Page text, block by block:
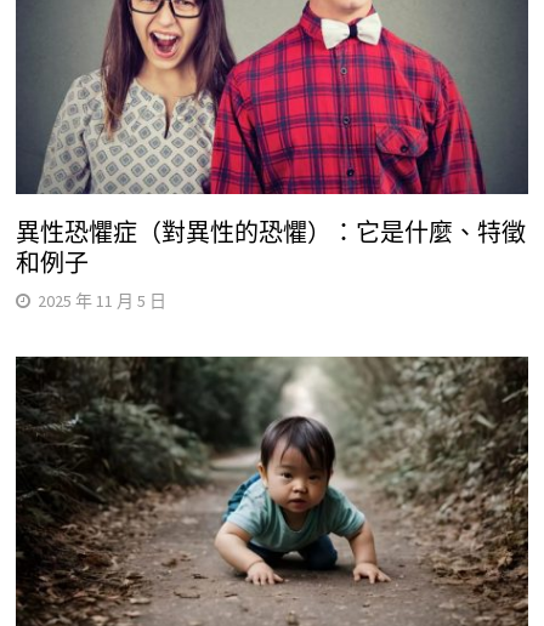
異性恐懼症（對異性的恐懼）：它是什麼、特徵
和例子
2025 年 11 月 5 日